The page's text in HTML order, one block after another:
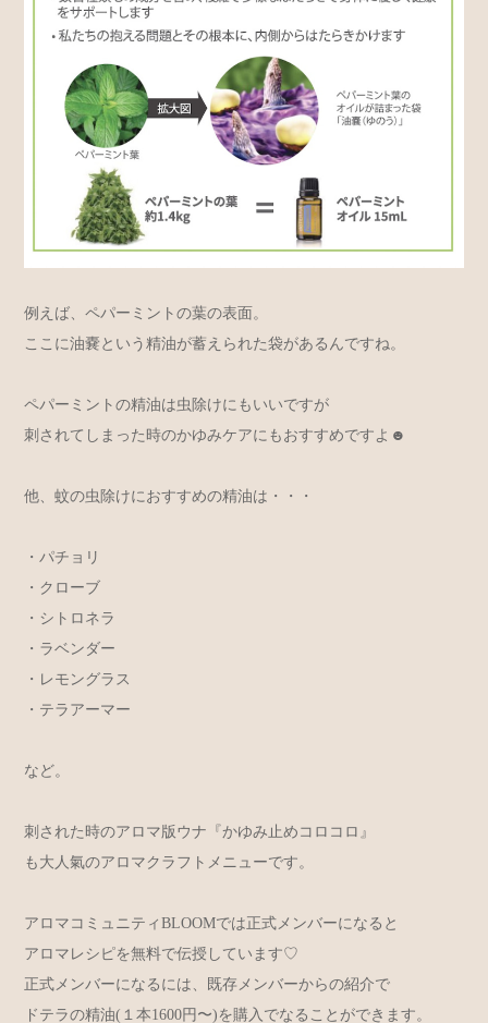
例えば、ペパーミントの葉の表面。
ここに油嚢という精油が蓄えられた袋があるんですね。
ペパーミントの精油は虫除けにもいいですが
刺されてしまった時のかゆみケアにもおすすめですよ☻
他、蚊の虫除けにおすすめの精油は・・・
・パチョリ
・クローブ
・シトロネラ
・ラベンダー
・レモングラス
・テラアーマー
など。
刺された時のアロマ版ウナ『かゆみ止めコロコロ』
も大人氣のアロマクラフトメニューです。
アロマコミュニティBLOOMでは正式メンバーになると
アロマレシピを無料で伝授しています♡
正式メンバーになるには、既存メンバーからの紹介で
ドテラの精油(１本1600円〜)を購入でなることができます。